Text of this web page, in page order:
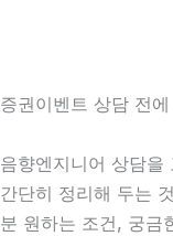
증권이벤트 상담 전
음향엔지니어 상담을
간단히 정리해 두는
분 원하는 조건, 궁금